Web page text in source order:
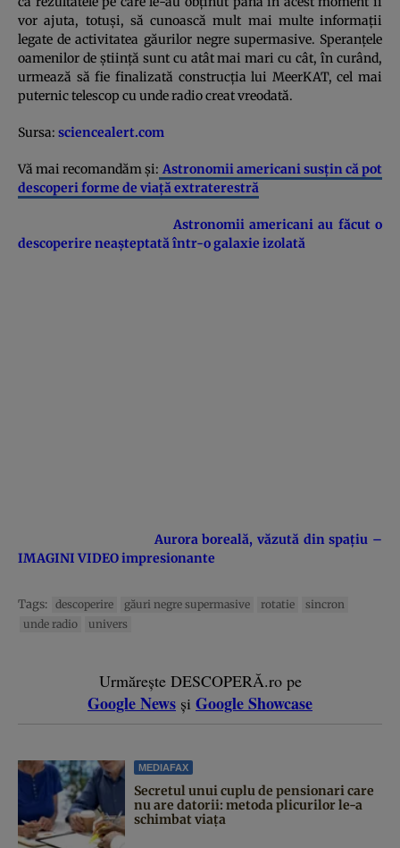
vor ajuta, totuşi, să cunoască mult mai multe informaţii
legate de activitatea găurilor negre supermasive. Speranţele
oamenilor de ştiinţă sunt cu atât mai mari cu cât, în curând,
urmează să fie finalizată construcţia lui MeerKAT, cel mai
puternic telescop cu unde radio creat vreodată.
Sursa: sciencealert.com
Vă mai recomandăm şi: Astronomii americani susţin că pot
descoperi forme de viaţă extraterestră
Astronomii americani au făcut o
descoperire neaşteptată într-o galaxie izolată
Aurora boreală, văzută din spaţiu –
IMAGINI VIDEO impresionante
Tags: descoperire găuri negre supermasive rotatie
sincron
unde radio
univers
Urmărește DESCOPERĂ.ro pe
Google News și Google Showcase
MEDIAFAX
Secretul unui cuplu de pensionari care
nu are datorii: metoda plicurilor le-a
schimbat viața